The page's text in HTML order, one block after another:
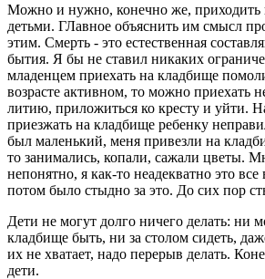
Можно и нужно, конечно же, приходить
детьми. ГЛавное объяснить им смысл
этим. Смерть - это естественная
бытия. Я бы не ставил никаких
младенцем приехать на кладбище
возрасте активном, то можно приехать
литию, приложиться ко кресту и уйти.
приезжать на кладбище ребенку
был маленький, меня привезли на
то занимались, копали, сажали цветы.
непонятно, я как-то неадекватно это
потом было стыдно за это. До сих пор
Дети не могут долго ничего делать: ни
кладбище быть, ни за столом сидеть,
их не хватает, надо перерыв делать.
дети.